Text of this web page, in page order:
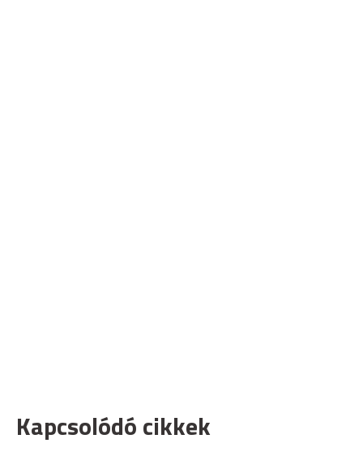
Kapcsolódó cikkek